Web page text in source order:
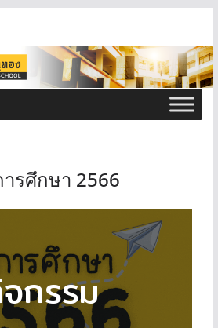
รศึกษา 2566
กรรม